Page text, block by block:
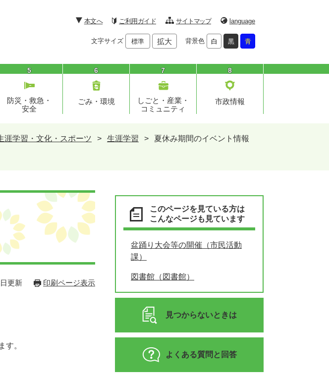
本文へ ご利用ガイド サイトマップ language
文字サイズ 標準 拡大 背景色 白 黒 青
5
防災・救急・
安全
6
ごみ・環境
7
しごと・産業・
コミュニティ
8
市政情報
涯学習・文化・スポーツ > 生涯学習 > 夏休み期間のイベント情報
更新 印刷ページ表示
す。
このページを見ている方は
こんなページも見ています
盆踊り大会等の開催（市民活動
課）
図書館（図書館）
見つからないときは
よくある質問と回答